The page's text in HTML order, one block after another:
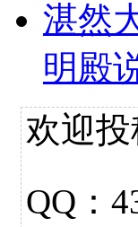
湛然
明殿
欢迎投
QQ